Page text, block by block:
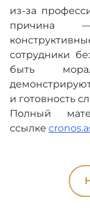
из-за
причина —
сотрудники
быть
и готовность
Полный
ссылке